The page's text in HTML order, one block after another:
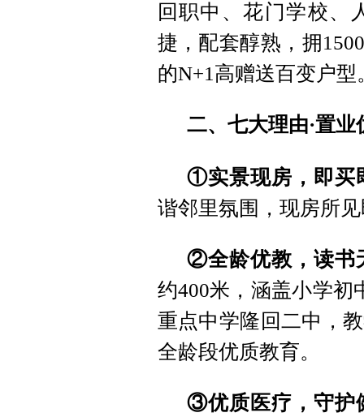
回职中、花门学校、
捷，配套醇熟，拥
的N+1高赠送百变户型
二、七大理由·置业
①实景现房，即买
谐邻里氛围，现房所
②全龄优教，读书
约400米，涵盖小学初
重点中学隆回二中，
全龄段优质教育。
③优质医疗，守护